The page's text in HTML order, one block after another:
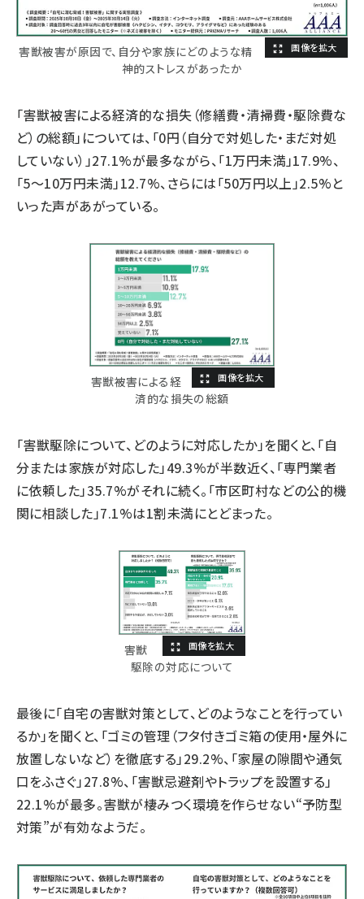
害獣被害が原因で、自分や家族にどのような精
神的ストレスがあったか
「害獣被害による経済的な損失（修繕費・清掃費・駆除費な
ど）の総額」については、「0円（自分で対処した・まだ対処
していない）」27.1%が最多ながら、「1万円未満」17.9%、
「5～10万円未満」12.7%、さらには「50万円以上」2.5%と
いった声があがっている。
害獣被害による経
済的な損失の総額
「害獣駆除について、どのように対応したか」を聞くと、「自
分または家族が対応した」49.3%が半数近く、「専門業者
に依頼した」35.7%がそれに続く。「市区町村などの公的機
関に相談した」7.1%は1割未満にとどまった。
害獣
駆除の対応について
最後に「自宅の害獣対策として、どのようなことを行ってい
るか」を聞くと、「ゴミの管理（フタ付きゴミ箱の使用・屋外に
放置しないなど）を徹底する」29.2%、「家屋の隙間や通気
口をふさぐ」27.8%、「害獣忌避剤やトラップを設置する」
22.1%が最多。害獣が棲みつく環境を作らせない“予防型
対策”が有効なようだ。